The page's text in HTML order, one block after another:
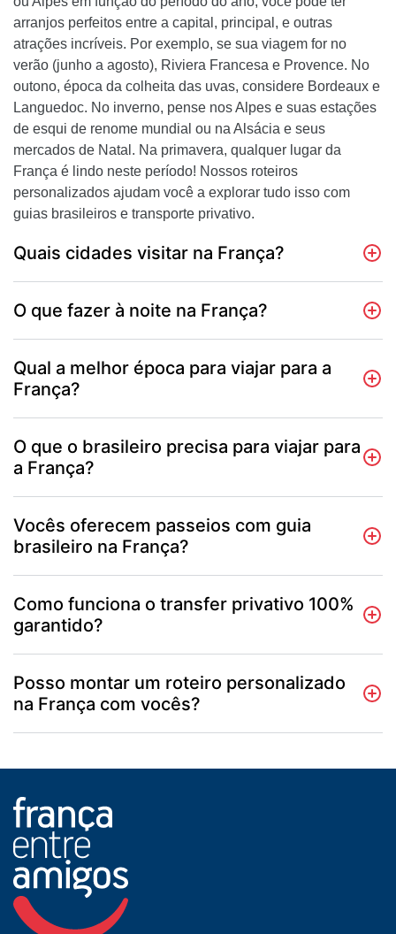
arranjos perfeitos entre a capital, principal, e outras
atrações incríveis. Por exemplo, se sua viagem for no
verão (junho a agosto), Riviera Francesa e Provence. No
outono, época da colheita das uvas, considere Bordeaux e
Languedoc. No inverno, pense nos Alpes e suas estações
de esqui de renome mundial ou na Alsácia e seus
mercados de Natal. Na primavera, qualquer lugar da
França é lindo neste período! Nossos roteiros
personalizados ajudam você a explorar tudo isso com
guias brasileiros e transporte privativo.
Quais cidades visitar na França?
O que fazer à noite na França?
Qual a melhor época para viajar para a
França?
O que o brasileiro precisa para viajar para
a França?
Vocês oferecem passeios com guia
brasileiro na França?
Como funciona o transfer privativo 100%
garantido?
Posso montar um roteiro personalizado
na França com vocês?